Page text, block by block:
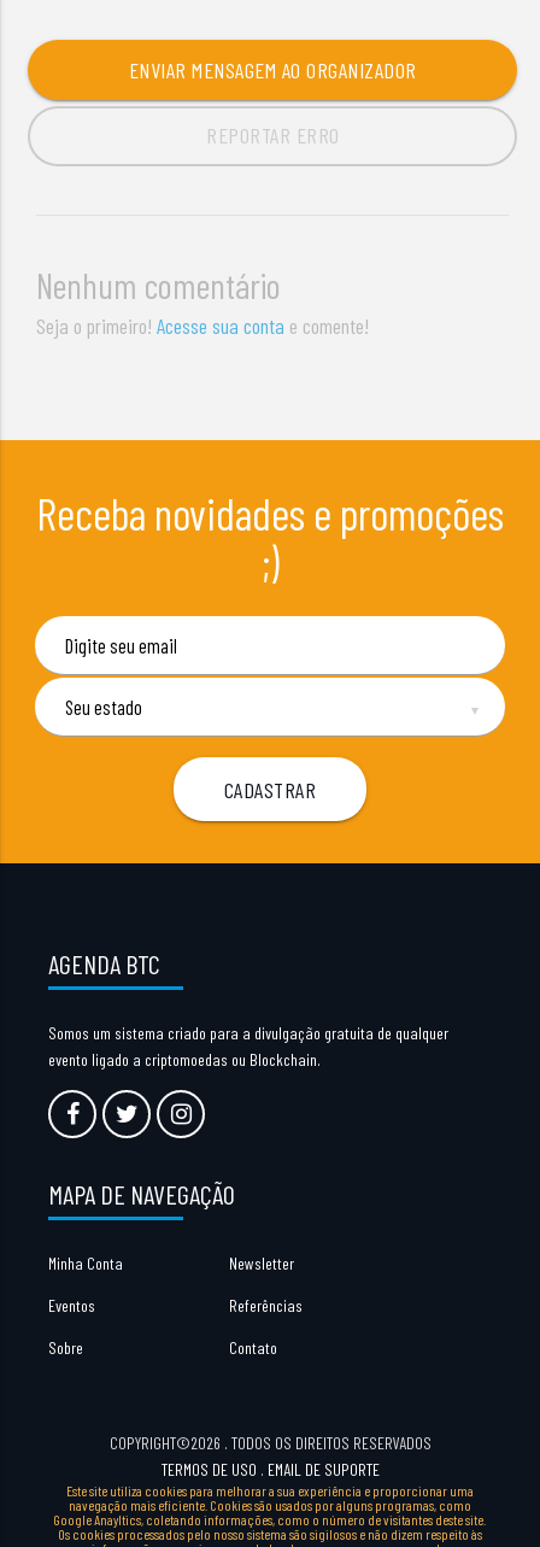
ENVIAR MENSAGEM AO ORGANIZADOR
REPORTAR ERRO
Nenhum comentário
Seja o primeiro!Acesse sua conta e comente!
Receba novidades e promoções
;)
▼
AGENDA BTC
Somos um sistema criado para a divulgação gratuita de qualquer
evento ligado a criptomoedas ou Blockchain.
MAPA DE NAVEGAÇÃO
Minha Conta Newsletter
Eventos Referências
Sobre Contato
COPYRIGHT©2026 . TODOS OS DIREITOS RESERVADOS
TERMOS DE USO . EMAIL DE SUPORTE
Este site utiliza cookies para melhorar a sua experiência e proporcionar uma
navegação mais eficiente. Cookies são usados por alguns programas, como
Google Anayltics, coletando informações, como o número de visitantes deste site.
Os cookies processados pelo nosso sistema são sigilosos e não dizem respeito às